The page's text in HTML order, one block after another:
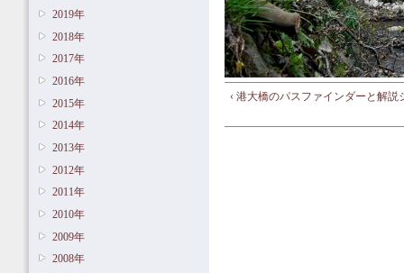
2019年
2018年
2017年
2016年
2015年
2014年
2013年
2012年
2011年
2010年
2009年
2008年
‹ 港大橋のパスファインダーと解説